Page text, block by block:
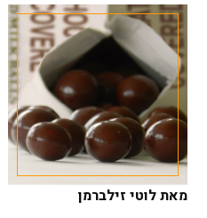
מאת לוטי זילברמן